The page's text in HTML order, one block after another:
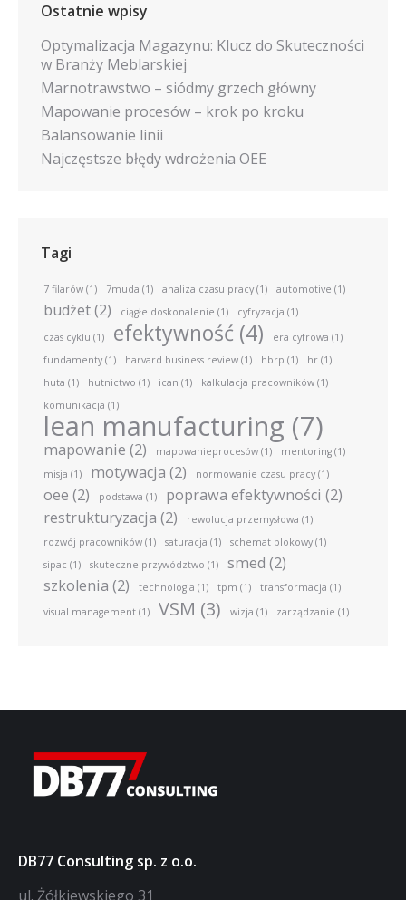
Ostatnie wpisy
Optymalizacja Magazynu: Klucz do Skuteczności
w Branży Meblarskiej
Marnotrawstwo – siódmy grzech główny
Mapowanie procesów – krok po kroku
Balansowanie linii
Najczęstsze błędy wdrożenia OEE
Tagi
7 filarów (1) 7muda (1) analiza czasu pracy (1) automotive (1)
budżet(2) ciągłe doskonalenie (1) cyfryzacja (1)
czas cyklu (1) efektywność (4) era cyfrowa (1)
fundamenty (1) harvard business review (1) hbrp (1) hr (1)
huta (1) hutnictwo (1) ican (1) kalkulacja pracowników (1)
komunikacja (1)
lean manufacturing (7)
mapowanie (2) mapowanieprocesów (1) mentoring (1)
misja (1) motywacja (2) normowanie czasu pracy (1)
oee (2) podstawa (1) poprawa efektywności (2)
restrukturyzacja (2) rewolucja przemysłowa (1)
rozwój pracowników (1) saturacja (1) schemat blokowy (1)
sipac (1) skuteczne przywództwo (1) smed (2)
szkolenia (2) technologia (1) tpm (1) transformacja (1)
visual management (1) VSM (3) wizja (1) zarządzanie (1)
DB77 Consulting sp. z o.o.
ul. Żółkiewskiego 31